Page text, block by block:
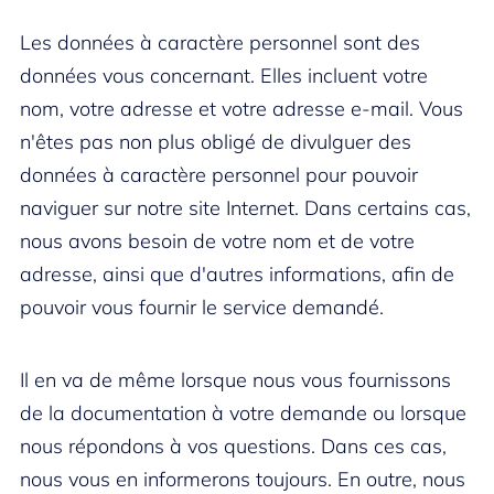
Les données à caractère personnel sont des
données vous concernant. Elles incluent votre
nom, votre adresse et votre adresse e-mail. Vous
n'êtes pas non plus obligé de divulguer des
données à caractère personnel pour pouvoir
naviguer sur notre site Internet. Dans certains cas,
nous avons besoin de votre nom et de votre
adresse, ainsi que d'autres informations, afin de
pouvoir vous fournir le service demandé.
Il en va de même lorsque nous vous fournissons
de la documentation à votre demande ou lorsque
nous répondons à vos questions. Dans ces cas,
nous vous en informerons toujours. En outre, nous